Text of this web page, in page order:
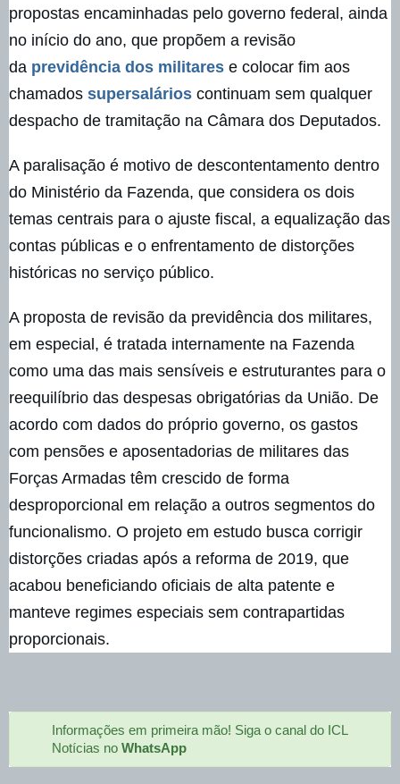
propostas encaminhadas pelo governo federal, ainda
no início do ano, que propõem a revisão
da previdência dos militares e colocar fim aos
chamados supersalários continuam sem qualquer
despacho de tramitação na Câmara dos Deputados.
A paralisação é motivo de descontentamento dentro
do Ministério da Fazenda, que considera os dois
temas centrais para o ajuste fiscal, a equalização das
contas públicas e o enfrentamento de distorções
históricas no serviço público.
A proposta de revisão da previdência dos militares,
em especial, é tratada internamente na Fazenda
como uma das mais sensíveis e estruturantes para o
reequilíbrio das despesas obrigatórias da União. De
acordo com dados do próprio governo, os gastos
com pensões e aposentadorias de militares das
Forças Armadas têm crescido de forma
desproporcional em relação a outros segmentos do
funcionalismo. O projeto em estudo busca corrigir
distorções criadas após a reforma de 2019, que
acabou beneficiando oficiais de alta patente e
manteve regimes especiais sem contrapartidas
proporcionais.
Informações em primeira mão! Siga o canal do ICL
Notícias no WhatsApp